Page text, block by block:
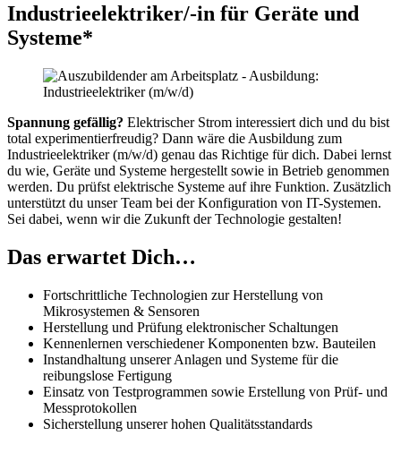
Industrieelektriker/-in für Geräte und
Systeme*
Spannung gefällig? Elektrischer Strom interessiert dich und du bist
total experimentierfreudig? Dann wäre die Ausbildung zum
Industrieelektriker (m/w/d) genau das Richtige für dich. Dabei lernst
du wie, Geräte und Systeme hergestellt sowie in Betrieb genommen
werden. Du prüfst elektrische Systeme auf ihre Funktion. Zusätzlich
unterstützt du unser Team bei der Konfiguration von IT-Systemen.
Sei dabei, wenn wir die Zukunft der Technologie gestalten!
Das erwartet Dich…
Fortschrittliche Technologien zur Herstellung von
Mikrosystemen & Sensoren
Herstellung und Prüfung elektronischer Schaltungen
Kennenlernen verschiedener Komponenten bzw. Bauteilen
Instandhaltung unserer Anlagen und Systeme für die
reibungslose Fertigung
Einsatz von Testprogrammen sowie Erstellung von Prüf- und
Messprotokollen
Sicherstellung unserer hohen Qualitätsstandards